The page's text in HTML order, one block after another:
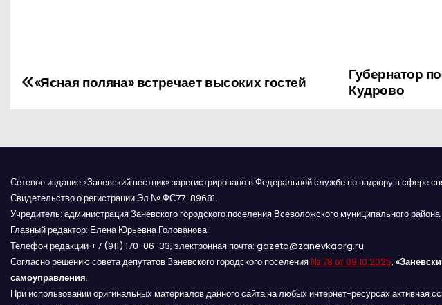
Н
г
а
ц
и
Губернатор
Кудрово
«Ясная поляна» встречает высоких гостей
Сетевое издание «Заневский вестник» зарегистрировано в Федеральной службе по надзору в
Свидетельство о регистрации Эл № ФС77-89681.
Учредитель: администрация Заневского городского поселения Всеволожского муниципального
Главный редактор: Елена Юрьевна Голованова.
Телефон редакции +7 (911) 170-06-33, электронная почта: gazeta@zanevkaorg.ru
Согласно решению совета депутатов Заневского городского поселения № 78 от 09.10.2025,
самоуправления.
При использовании оригинальных материалов данного сайта на любых интернет-ресурсах активная